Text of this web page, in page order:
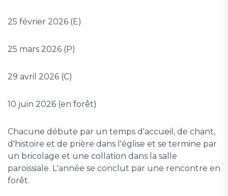
25 février 2026 (E)
25 mars 2026 (P)
29 avril 2026 (C)
10 juin 2026 (en forêt)
Chacune débute par un temps d'accueil, de chant,
d'histoire et de prière dans l'église et se termine par
un bricolage et une collation dans la salle
paroissiale. L'année se conclut par une rencontre en
forêt.